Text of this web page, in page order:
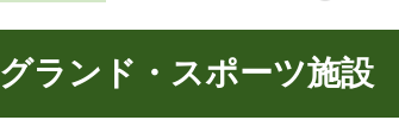
グランド・スポーツ施設